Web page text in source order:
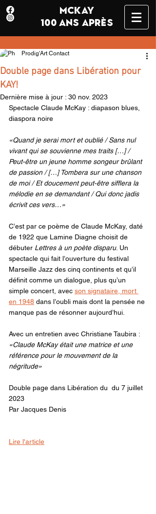
MCKAY
100 ANS APRÈS
Double page dans Libération pour
KAY!
Prodig'Art Contact
Dernière mise à jour : 30 nov. 2023
Spectacle Claude McKay : diapason blues,
diaspora noire
«Quand je serai mort et oublié / Sans nul
vivant qui se souvienne mes traits […] /
Peut-être un jeune homme songeur brûlant
de passion / […] Tombera sur une chanson
de moi / Et doucement peut-être sifflera la
mélodie en se demandant / Qui donc jadis
écrivit ces vers…»
C’est par ce poème de Claude McKay, daté
de 1922 que Lamine Diagne choisit de
débuter Lettres à un poète disparu. Un
spectacle qui fait l’ouverture du festival
Marseille Jazz des cinq continents et qu’il
définit comme un dialogue, plus qu’un
simple concert, avec son signataire, mort
en 1948 dans l’oubli mais dont la pensée ne
manque pas de résonner aujourd’hui.
Avec un entretien avec Christiane Taubira :
«Claude McKay était une matrice et une
référence pour le mouvement de la
négritude»
Double page dans Libération du  du 7 juillet
2023
Par Jacques Denis
Lire l'article